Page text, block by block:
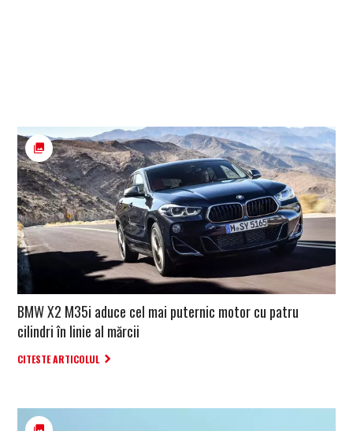
BMW X2 M35i aduce cel mai puternic motor cu patru
cilindri în linie al mărcii
CITESTE ARTICOLUL